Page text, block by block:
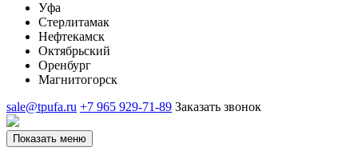
Уфа
Стерлитамак
Нефтекамск
Октябрьский
Оренбург
Магнитогорск
sale@tpufa.ru +7 965 929-71-89 Заказать звонок
Показать меню